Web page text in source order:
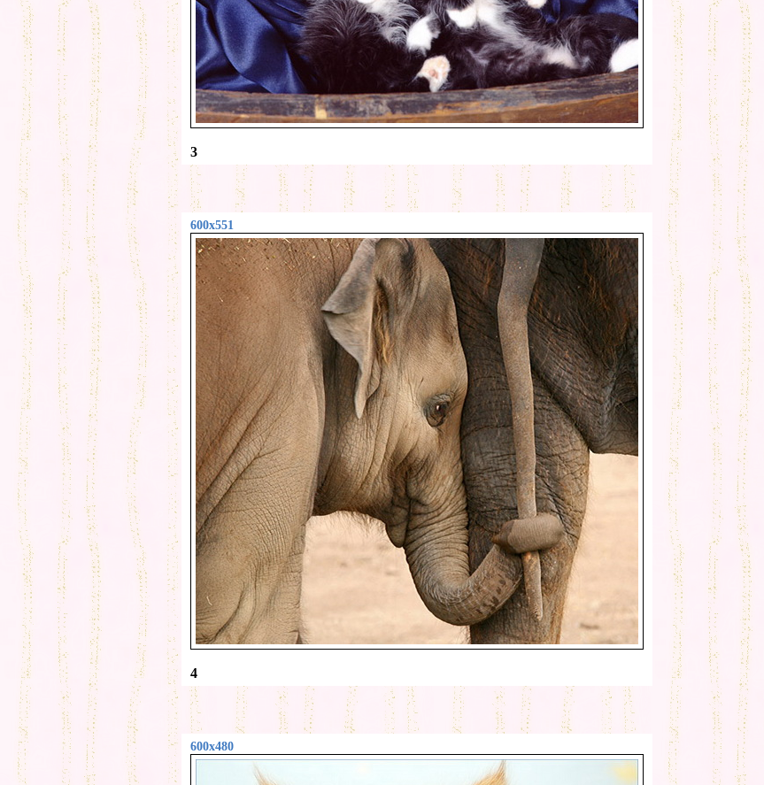
3
600x551
4
600x480